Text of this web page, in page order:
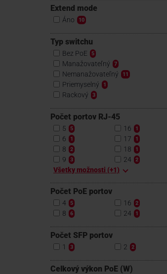
Extend mode
Áno 10
Typ switchu
Bez PoE 5
Manažovateľný 7
Nemanažovateľný 11
Priemyselný 1
Rackový 3
Počet portov RJ-45
5 5
6 1
8 2
9 3
16 1
17 1
18 1
24 2
Všetky možnosti (+1)
Počet PoE portov
4 5
8 6
16 2
24 1
Počet SFP portov
1 3 2 2
Celkový výkon PoE (W)